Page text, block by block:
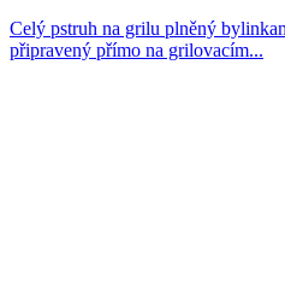
Celý pstruh na grilu plněný
připravený přímo na grilovacím...